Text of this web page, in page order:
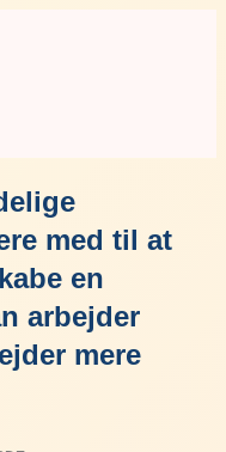
med til at
en
arbejder
mere